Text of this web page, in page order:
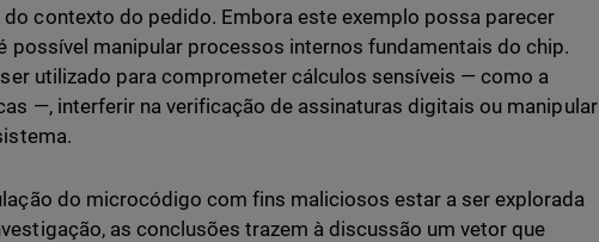
contexto do pedido. Embora este exemplo possa parecer
possível manipular processos internos fundamentais do chip.
utilizado para comprometer cálculos sensíveis — como a
—, interferir na verificação de assinaturas digitais ou manipular
do microcódigo com fins maliciosos estar a ser explorada
as conclusões trazem à discussão um vetor que